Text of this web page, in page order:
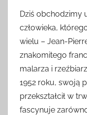
Dziś obchodzimy
człowieka,
wielu – Jean-
znakomitego
malarza i
1952 roku, swoją
przekształcił w
fascynuje